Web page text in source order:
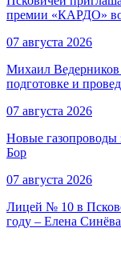
премии «КАРДО»
07 августа 2026
Михаил Ведерников
подготовке и
07 августа 2026
Новые газопроводы
Бор
07 августа 2026
Лицей № 10 в
году – Елена Синёва